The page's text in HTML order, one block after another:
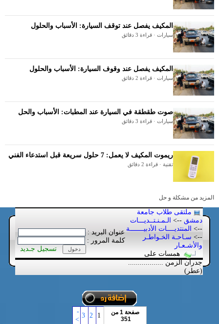
المكيف يفصل عند توقف السيارة: الأسباب والحلول
سيارات · قراءة 3 دقائق
المكيف يفصل عند وقوف السيارة: الأسباب والحلول
سيارات · قراءة 2 دقائق
صوت طقطقة في السيارة عند المطبات: الأسباب والحل
سيارات · قراءة 3 دقائق
ريموت المكيف لا يعمل: 7 حلول سريعة قبل استدعاء الفني
تقنية · قراءة 2 دقائق
المزيد من مشكلة و حل
ملتقى طلاب جامعة
دمشق --> الـمـنـتــديـــات
--> المنتديــــات الأدبيـــــــة
--> سـاحـة الخـواطـر
والأشـعـار
همسات على
جدران الزمن ..................
(عطر)
عنوان البريد :
كلمة المرور :
تسجيل جـديد
صفحة 1 من
351
-
>